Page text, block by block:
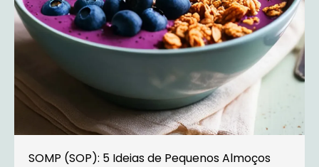
SOMP (SOP): 5 Ideias de Pequenos Almoços